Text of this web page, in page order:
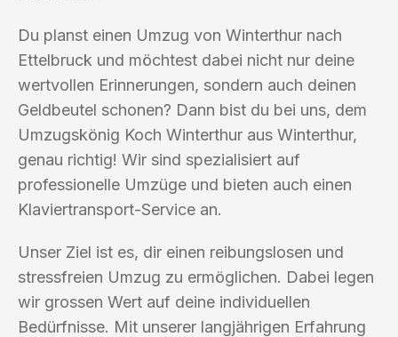
Du planst einen Umzug von Winterthur nach
Ettelbruck und möchtest dabei nicht nur deine
wertvollen Erinnerungen, sondern auch deinen
Geldbeutel schonen? Dann bist du bei uns, dem
Umzugskönig Koch Winterthur aus Winterthur,
genau richtig! Wir sind spezialisiert auf
professionelle Umzüge und bieten auch einen
Klaviertransport-Service an.
Unser Ziel ist es, dir einen reibungslosen und
stressfreien Umzug zu ermöglichen. Dabei legen
wir grossen Wert auf deine individuellen
Bedürfnisse. Mit unserer langjährigen Erfahrung